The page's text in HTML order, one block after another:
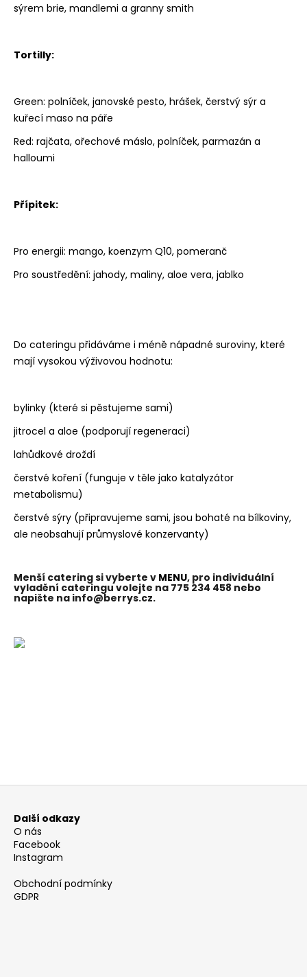
sýrem brie, mandlemi a granny smith
Tortilly:
Green: polníček, janovské pesto, hrášek, čerstvý sýr a
kuřecí maso na páře
Red: rajčata, ořechové máslo, polníček, parmazán a
halloumi
Přípitek:
Pro energii: mango, koenzym Q10, pomeranč
Pro soustředění: jahody, maliny, aloe vera, jablko
Do cateringu přidáváme i méně nápadné suroviny, které
mají vysokou výživovou hodnotu:
bylinky (které si pěstujeme sami)
jitrocel a aloe (podporují regeneraci)
lahůdkové droždí
čerstvé koření (funguje v těle jako katalyzátor
metabolismu)
čerstvé sýry (připravujeme sami, jsou bohaté na bílkoviny,
ale neobsahují průmyslové konzervanty)
Menší catering si vyberte v MENU, pro individuální
vyladění cateringu volejte na 775 234 458 nebo
napište na info@berrys.cz.
Z
Další odkazy
O nás
Facebook
Instagram
Obchodní podmínky
GDPR